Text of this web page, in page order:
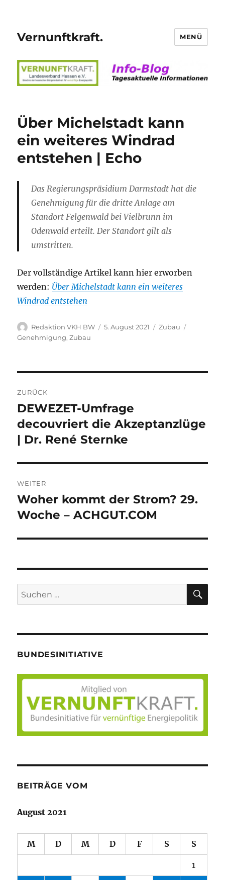
Vernunftkraft. MENÜ
Über Michelstadt kann
ein weiteres Windrad
entstehen | Echo
Das Regierungspräsidium Darmstadt hat die
Genehmigung für die dritte Anlage am
Standort Felgenwald bei Vielbrunn im
Odenwald erteilt. Der Standort gilt als
umstritten.
Der vollständige Artikel kann hier erworben
werden: Über Michelstadt kann ein weiteres
Windrad entstehen
Autor
Redaktion VKH BW
Veröffentlicht
5. August 2021 Kategorien
Zubau
Genehmigung,Zubau
ZURÜCK
Vorheriger
Beitrag:
DEWEZET-Umfrage
decouvriert die Akzeptanzlüge
| Dr. René Sternke
WEITER
Nächster
Beitrag:
Woher kommt der Strom? 29.
Woche – ACHGUT.COM
Suche
nach:
BUNDESINITIATIVE
BEITRÄGE VOM
August 2021
M D M D F S S
1